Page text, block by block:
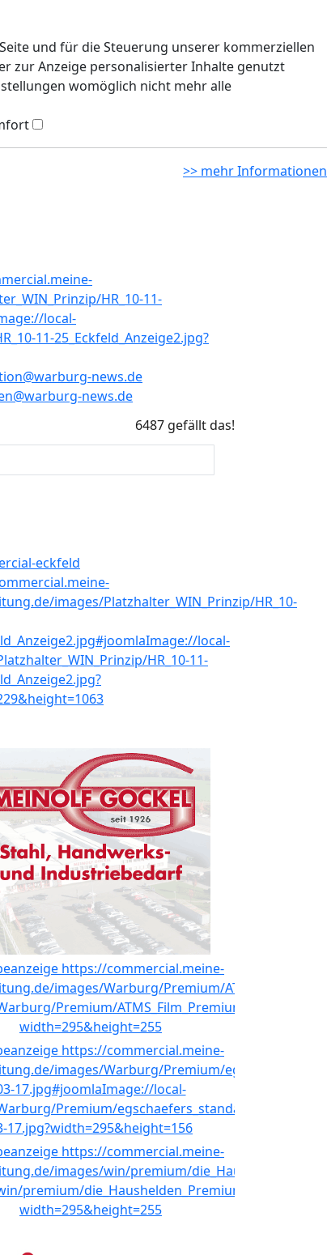
und für die Steuerung unserer kommerziellen
zur Anzeige personalisierter Inhalte genutzt
womöglich nicht mehr alle
>> mehr Informationen
news.de
news.de
6487 gefällt das!